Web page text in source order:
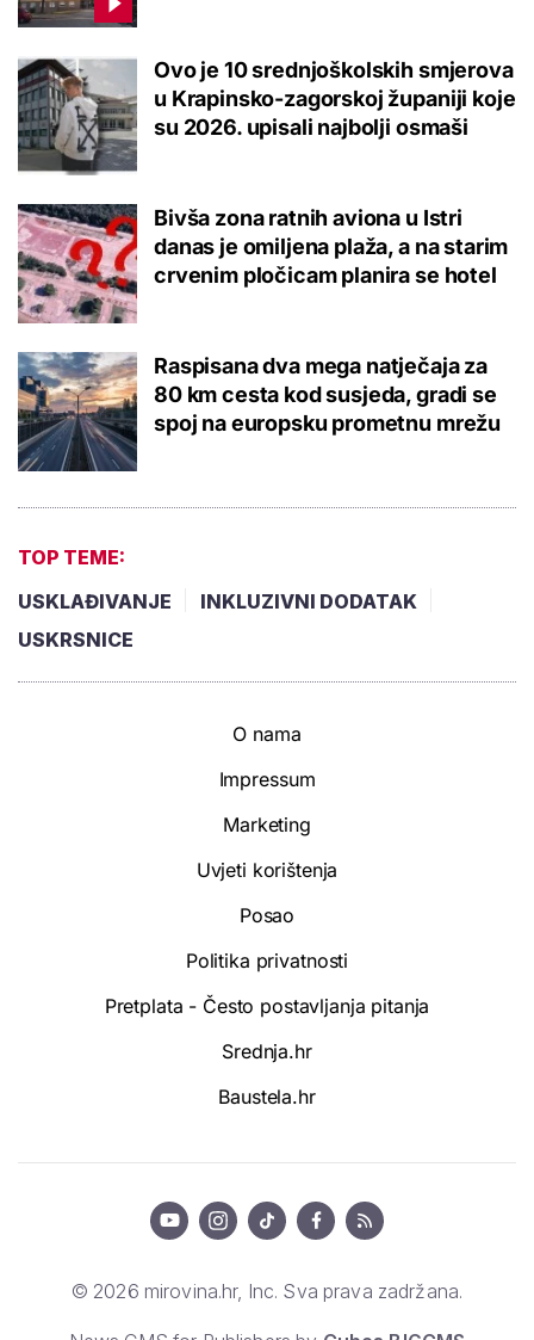
Ovo je 10 srednjoškolskih smjerova
u Krapinsko-zagorskoj županiji koje
su 2026. upisali najbolji osmaši
Bivša zona ratnih aviona u Istri
danas je omiljena plaža, a na starim
crvenim pločicam planira se hotel
Raspisana dva mega natječaja za
80 km cesta kod susjeda, gradi se
spoj na europsku prometnu mrežu
TOP TEME:
USKLAĐIVANJE
INKLUZIVNI DODATAK
USKRSNICE
O nama
Impressum
Marketing
Uvjeti korištenja
Posao
Politika privatnosti
Pretplata - Često postavljanja pitanja
Srednja.hr
Baustela.hr
© 2026 mirovina.hr, Inc. Sva prava zadržana.